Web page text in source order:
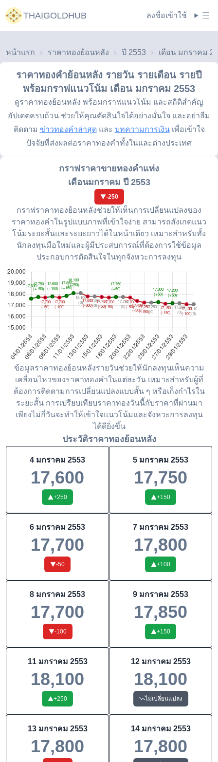
THAIGOLDHUB ลงชื่อเข้าใช้
หน้าแรก ราคาทองย้อนหลัง ปี 2553 เดือน มกราคม
ราคาทองคำย้อนหลัง รายวัน รายเดือน รายปี
พร้อมกราฟแนวโน้ม เดือน มกราคม 2553
ดูราคาทองย้อนหลัง พร้อมกราฟแนวโน้ม และสถิติสำคัญ
อัปเดตครบถ้วน ช่วยให้คุณตัดสินใจได้อย่างมั่นใจ และอย่าลืม
ติดตาม ข่าวทองคำล่าสุด และ บทความการเงิน เพื่อเข้าใจ
ปัจจัยที่ส่งผลต่อราคาทองคำทั้งในและต่างประเทศ
กราฟราคาขายทองคำแท่ง
เดือนมกราคม ปี 2553
-250
กราฟราคาทองย้อนหลังช่วยให้เห็นการเปลี่ยนแปลงของ
ราคาทองคำในรูปแบบภาพที่เข้าใจง่าย สามารถสังเกตแนว
โน้มระยะสั้นและระยะยาวได้ในหน้าเดียว เหมาะสำหรับทั้ง
นักลงทุนมือใหม่และผู้มีประสบการณ์ที่ต้องการใช้ข้อมูล
ประกอบการตัดสินใจในทุกจังหวะการลงทุน
ข้อมูลราคาทองย้อนหลังรายวันช่วยให้นักลงทุนเห็นความ
เคลื่อนไหวของราคาทองคำในแต่ละวัน เหมาะสำหรับผู้ที่
ต้องการติดตามการเปลี่ยนแปลงแบบสั้น ๆ หรือเก็งกำไรใน
ระยะสั้น การเปรียบเทียบราคาทองวันนี้กับราคาที่ผ่านมา
เพียงไม่กี่วันจะทำให้เข้าใจแนวโน้มและจังหวะการลงทุน
ได้ดียิ่งขึ้น
ประวัติราคาทองย้อนหลัง
4 มกราคม 2553
17,600
+250
5 มกราคม 2553
17,750
+150
6 มกราคม 2553
17,700
-50
7 มกราคม 2553
17,800
+100
8 มกราคม 2553
17,700
-100
9 มกราคม 2553
17,850
+150
11 มกราคม 2553
18,100
+250
12 มกราคม 2553
18,100
ไม่เปลี่ยนแปลง
13 มกราคม 2553
17,800
14 มกราคม 2553
17,800